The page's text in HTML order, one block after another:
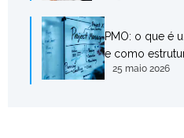
PMO: o que é
e como
25 maio 2026